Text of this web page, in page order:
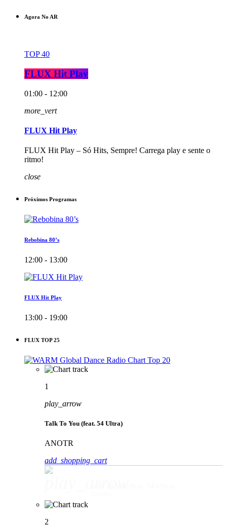
Agora No AR
TOP 40
FLUX Hit Play
01:00 - 12:00
more_vert
FLUX Hit Play
FLUX Hit Play – Só Hits, Sempre! Carrega play e sente o
ritmo!
close
Próximos Programas
Rebobina 80’s
12:00 - 13:00
FLUX Hit Play
13:00 - 19:00
FLUX TOP 25
1
play_arrow
Talk To You (feat. 54 Ultra)
ANOTR
add_shopping_cart
2